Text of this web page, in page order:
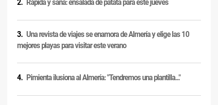
Rápida y sana: ensalada de patata para este jueves
Una revista de viajes se enamora de Almería y elige las 10
mejores playas para visitar este verano
Pimienta ilusiona al Almería: "Tendremos una plantilla..."